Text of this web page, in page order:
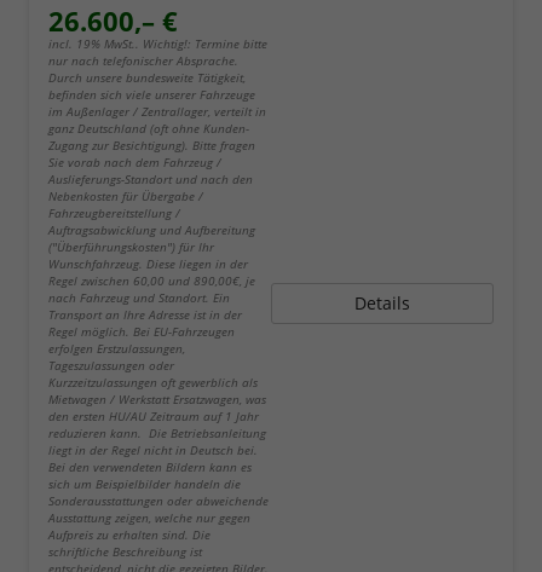
26.600,– €
incl. 19% MwSt.. Wichtig!: Termine bitte
nur nach telefonischer Absprache.
Durch unsere bundesweite Tätigkeit,
befinden sich viele unserer Fahrzeuge
im Außenlager / Zentrallager, verteilt in
ganz Deutschland (oft ohne Kunden-
Zugang zur Besichtigung). Bitte fragen
Sie vorab nach dem Fahrzeug /
Auslieferungs-Standort und nach den
Nebenkosten für Übergabe /
Fahrzeugbereitstellung /
Auftragsabwicklung und Aufbereitung
("Überführungskosten") für Ihr
Wunschfahrzeug. Diese liegen in der
Regel zwischen 60,00 und 890,00€, je
nach Fahrzeug und Standort. Ein
Transport an Ihre Adresse ist in der
Regel möglich. Bei EU-Fahrzeugen
erfolgen Erstzulassungen,
Tageszulassungen oder
Kurzzeitzulassungen oft gewerblich als
Mietwagen / Werkstatt Ersatzwagen, was
den ersten HU/AU Zeitraum auf 1 Jahr
reduzieren kann. Die Betriebsanleitung
liegt in der Regel nicht in Deutsch bei.
Bei den verwendeten Bildern kann es
sich um Beispielbilder handeln die
Sonderausstattungen oder abweichende
Ausstattung zeigen, welche nur gegen
Aufpreis zu erhalten sind. Die
schriftliche Beschreibung ist
entscheidend, nicht die gezeigten Bilder.
Details